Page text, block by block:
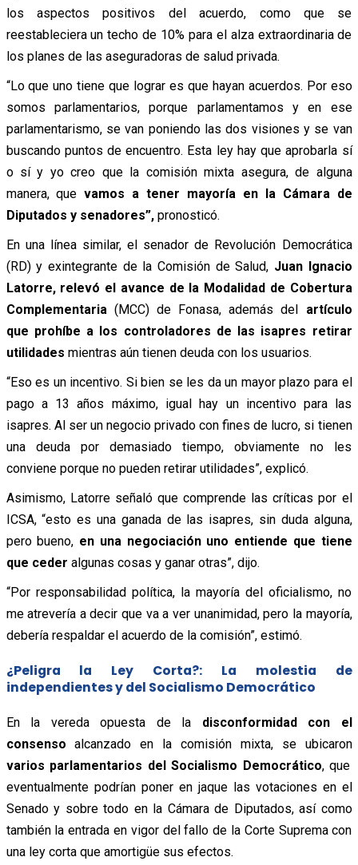
los aspectos positivos del acuerdo, como que se
reestableciera un techo de 10% para el alza extraordinaria de
los planes de las aseguradoras de salud privada.
“Lo que uno tiene que lograr es que hayan acuerdos. Por eso
somos parlamentarios, porque parlamentamos y en ese
parlamentarismo, se van poniendo las dos visiones y se van
buscando puntos de encuentro. Esta ley hay que aprobarla sí
o sí y yo creo que la comisión mixta asegura, de alguna
manera, quevamos a tener mayoría en la Cámara de
Diputados y senadores”,pronosticó.
En una línea similar, el senador de Revolución Democrática
(RD) y exintegrante de la Comisión de Salud, Juan Ignacio
Latorre, relevó el avance de la Modalidad de Cobertura
Complementaria (MCC) de Fonasa, además del artículo
que prohíbe a los controladores de las isapres retirar
utilidades mientras aún tienen deuda con los usuarios.
“Eso es un incentivo. Si bien se les da un mayor plazo para el
pago a 13 años máximo, igual hay un incentivo para las
isapres. Al ser un negocio privado con fines de lucro, si tienen
una deuda por demasiado tiempo, obviamente no les
conviene porque no pueden retirar utilidades”, explicó.
Asimismo, Latorre señaló que comprende las críticas por el
ICSA, “esto es una ganada de las isapres, sin duda alguna,
pero bueno, en una negociación uno entiende que tiene
que ceder algunas cosas y ganar otras”, dijo.
“Por responsabilidad política, la mayoría del oficialismo, no
me atrevería a decir que va a ver unanimidad, pero la mayoría,
debería respaldar el acuerdo de la comisión”, estimó.
¿Peligra la Ley Corta?: La molestia de
independientes y del Socialismo Democrático
En la vereda opuesta de la disconformidad con el
consenso alcanzado en la comisión mixta, se ubicaron
varios parlamentarios del Socialismo Democrático, que
eventualmente podrían poner en jaque las votaciones en el
Senado y sobre todo en la Cámara de Diputados, así como
también la entrada en vigor del fallo de la Corte Suprema con
una ley corta que amortigüe sus efectos.